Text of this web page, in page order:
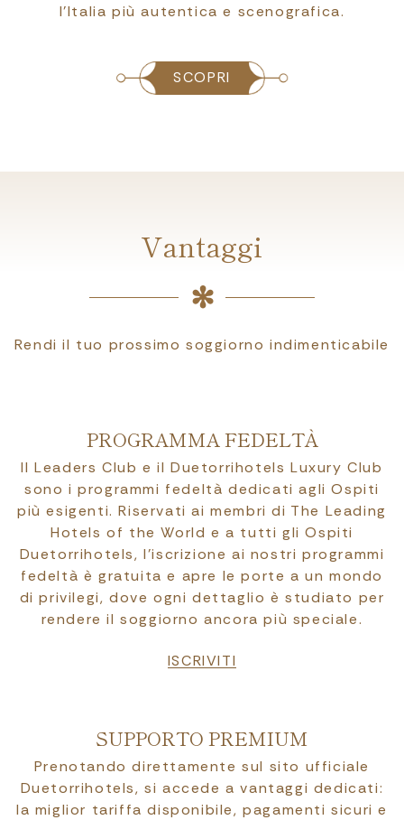
passato rinascimentale
Vantaggi
Rendi il tuo prossimo soggiorno indimenticabile
PROGRAMMA FEDELTÀ
Il Leaders Club e il Duetorrihotels Luxury Club
sono i programmi fedeltà dedicati agli Ospiti
più esigenti. Riservati ai membri di The Leading
Hotels of the World e a tutti gli Ospiti
Duetorrihotels, l’iscrizione ai nostri programmi
fedeltà è gratuita e apre le porte a un mondo
di privilegi, dove ogni dettaglio è studiato per
rendere il soggiorno ancora più speciale.
ISCRIVITI
SUPPORTO PREMIUM
Prenotando direttamente sul sito ufficiale
Duetorrihotels, si accede a vantaggi dedicati:
la miglior tariffa disponibile, pagamenti sicuri e